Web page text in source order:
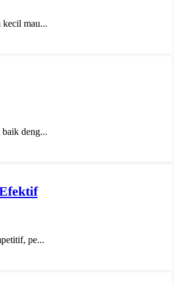
kecil mau...
deng...
pe...